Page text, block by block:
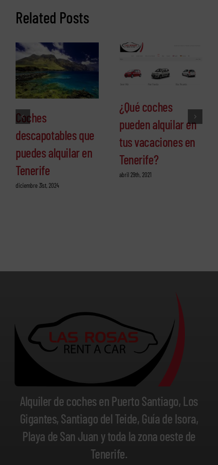
Related Posts
Coches
descapotables que
puedes alquilar en
Tenerife
diciembre 31st, 2024
¿Qué coches
pueden alquilar en
tus vacaciones en
Tenerife?
abril 29th, 2021
Alquiler de coches en Puerto Santiago, Los
Gigantes, Santiago del Teide, Guía de Isora,
Playa de San Juan y toda la zona oeste de
Tenerife.